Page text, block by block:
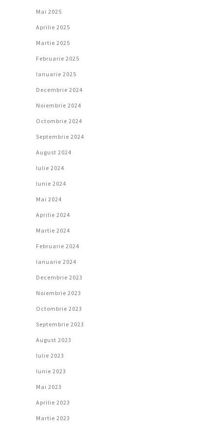
Mai 2025
Aprilie 2025
Martie 2025
Februarie 2025
Ianuarie 2025
Decembrie 2024
Noiembrie 2024
Octombrie 2024
Septembrie 2024
August 2024
Iulie 2024
Iunie 2024
Mai 2024
Aprilie 2024
Martie 2024
Februarie 2024
Ianuarie 2024
Decembrie 2023
Noiembrie 2023
Octombrie 2023
Septembrie 2023
August 2023
Iulie 2023
Iunie 2023
Mai 2023
Aprilie 2023
Martie 2023